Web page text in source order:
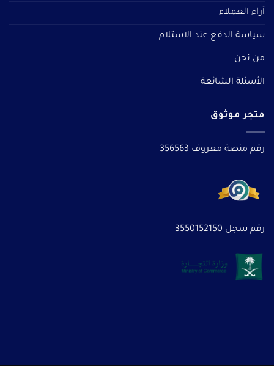
آراء العملاء
سياسة الدفع عند الاستلام
من نحن
الأسئلة الشائعة
متجر موثوق
رقم منصة معروف 356563
رقم سجل 3550152150